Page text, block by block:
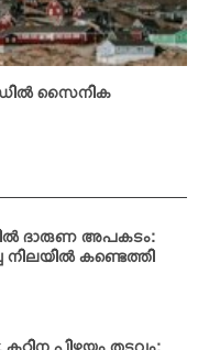
സൈനിക
ദാരുണ അപകടം:
നിലയില്‍ കണ്ടെത്തി